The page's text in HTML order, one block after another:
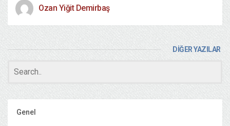
Ozan Yiğit Demirbaş
DİĞER YAZILAR
Genel